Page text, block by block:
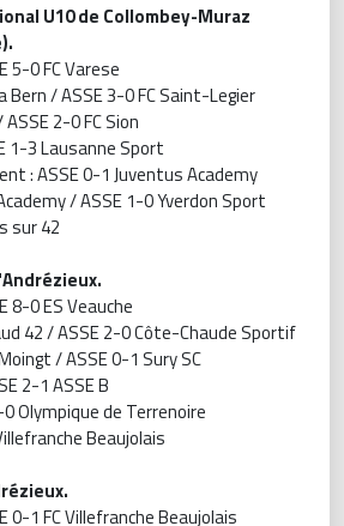
U10 de Collombey-Muraz
5-0 FC Varese
Bern / ASSE 3-0 FC Saint-Legier
2-0 FC Sion
1-3 Lausanne Sport
: ASSE 0-1 Juventus Academy
/ ASSE 1-0 Yverdon Sport
sur 42
8-0 ES Veauche
42 / ASSE 2-0 Côte-Chaude Sportif
/ ASSE 0-1 Sury SC
2-1 ASSE B
Olympique de Terrenoire
Beaujolais
0-1 FC Villefranche Beaujolais